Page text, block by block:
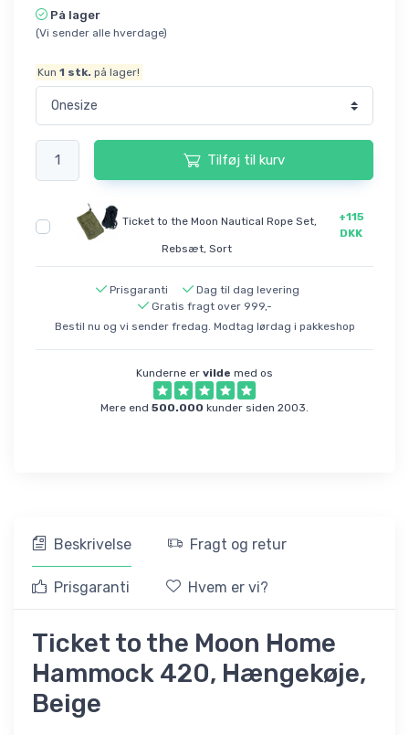
På lager
(Vi sender alle hverdage)
Kun1 stk. på lager!
Tilføj til kurv
Ticket to the Moon Nautical Rope Set,
Rebsæt, Sort
+115
DKK
Prisgaranti
Dag til dag levering
Gratis fragt over 999,-
Bestil nu og vi sender fredag. Modtag lørdag i pakkeshop
Kunderne er vilde med os
Mere end 500.000 kunder siden 2003.
Beskrivelse Fragt og retur
Prisgaranti Hvem er vi?
Ticket to the Moon Home
Hammock 420, Hængekøje,
Beige